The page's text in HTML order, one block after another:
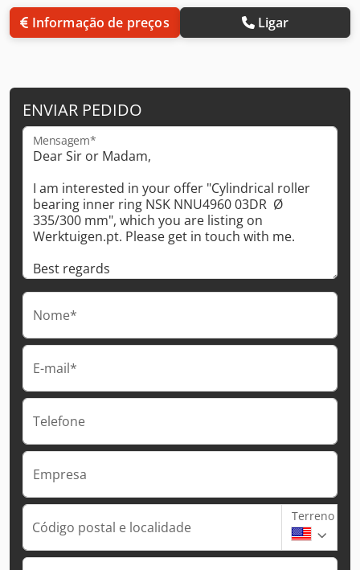
Informação de preços Ligar
ENVIAR PEDIDO
Mensagem*
Nome*
E-mail*
Telefone
Empresa
Código postal e localidade
Terreno